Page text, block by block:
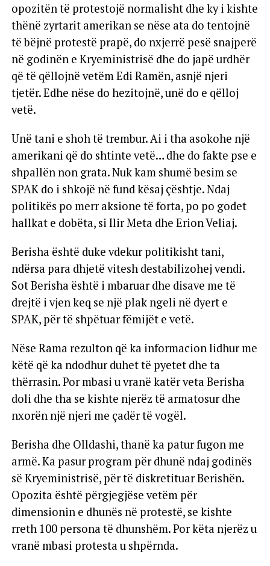
opozitën të protestojë normalisht dhe ky i kishte
thënë zyrtarit amerikan se nëse ata do tentojnë
të bëjnë protestë prapë, do nxjerrë pesë snajperë
në godinën e Kryeministrisë dhe do japë urdhër
që të qëllojnë vetëm Edi Ramën, asnjë njeri
tjetër. Edhe nëse do hezitojnë, unë do e qëlloj
vetë.
Unë tani e shoh të trembur. Ai i tha asokohe një
amerikani që do shtinte vetë… dhe do fakte pse e
shpallën non grata. Nuk kam shumë besim se
SPAK do i shkojë në fund kësaj çështje. Ndaj
politikës po merr aksione të forta, po po godet
hallkat e dobëta, si Ilir Meta dhe Erion Veliaj.
Berisha është duke vdekur politikisht tani,
ndërsa para dhjetë vitesh destabilizohej vendi.
Sot Berisha është i mbaruar dhe disave me të
drejtë i vjen keq se një plak ngeli në dyert e
SPAK, për të shpëtuar fëmijët e vetë.
Nëse Rama rezulton që ka informacion lidhur me
këtë që ka ndodhur duhet të pyetet dhe ta
thërrasin. Por mbasi u vranë katër veta Berisha
doli dhe tha se kishte njerëz të armatosur dhe
nxorën një njeri me çadër të vogël.
Berisha dhe Olldashi, thanë ka patur fugon me
armë. Ka pasur program për dhunë ndaj godinës
së Kryeministrisë, për të diskretituar Berishën.
Opozita është përgjegjëse vetëm për
dimensionin e dhunës në protestë, se kishte
rreth 100 persona të dhunshëm. Por këta njerëz u
vranë mbasi protesta u shpërnda.